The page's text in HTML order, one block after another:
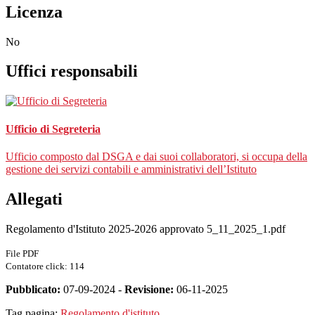
Licenza
No
Uffici responsabili
Ufficio di Segreteria
Ufficio composto dal DSGA e dai suoi collaboratori, si occupa della
gestione dei servizi contabili e amministrativi dell’Istituto
Allegati
Regolamento d'Istituto 2025-2026 approvato 5_11_2025_1.pdf
File PDF
Contatore click: 114
Pubblicato: 07-09-2024 - Revisione: 06-11-2025